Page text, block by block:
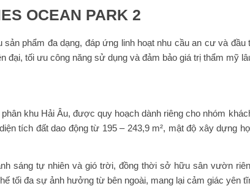
OCEAN PARK 2
phẩm đa dạng, đáp ứng linh hoạt nhu cầu an cư và đầu
đại, tối ưu công năng sử dụng và đảm bảo giá trị thẩm mỹ
khu Hải Âu, được quy hoạch dành riêng cho nhóm
tích đất dao động từ 195 – 243,9 m², mật độ xây dựng
sáng tự nhiên và gió trời, đồng thời sở hữu sân vườn
tối đa sự ảnh hưởng từ bên ngoài, mang lại cảm giác yên